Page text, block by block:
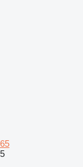
65
5